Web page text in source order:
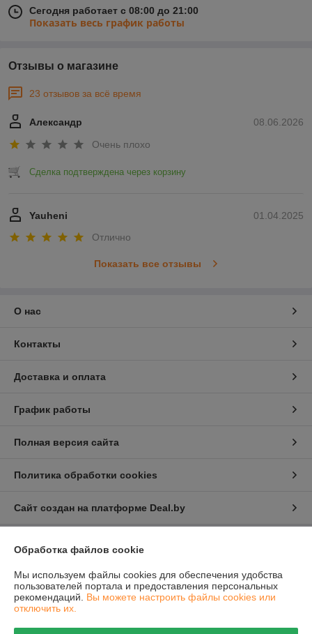
Сегодня работает с 08:00 до 21:00
Показать весь график работы
Отзывы о магазине
23 отзывов за всё время
08.06.2026
Александр
Очень плохо
Сделка подтверждена через корзину
01.04.2025
Yauheni
Отлично
Показать все отзывы
О нас
Контакты
Доставка и оплата
График работы
Полная версия сайта
Политика обработки cookies
Сайт создан на платформе Deal.by
Информация для покупателя
Юридическое лицо:Общество с ограниченной ответственностью
"Проектатек"
220090,г .Минск., ул.Олешева д.1
Обработка файлов cookie
Мы используем файлы cookies для обеспечения удобства
пользователей портала и предоставления персональных
рекомендаций. Вы можете настроить файлы cookies или
отключить их.